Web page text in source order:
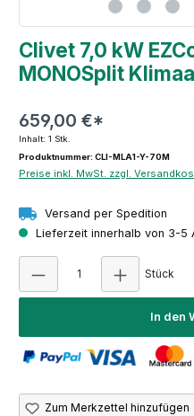
Clivet 7,0 kW
MONOSplit
659,00 €*
Inhalt: 1 Stk.
Produktnummer: CLI-MLA1-Y-70M
Preise inkl. MwSt. zzgl.
Versand per Spedition
Lieferzeit innerhalb von 3-5
Stück
In den
Zum Merkzettel hinzufügen